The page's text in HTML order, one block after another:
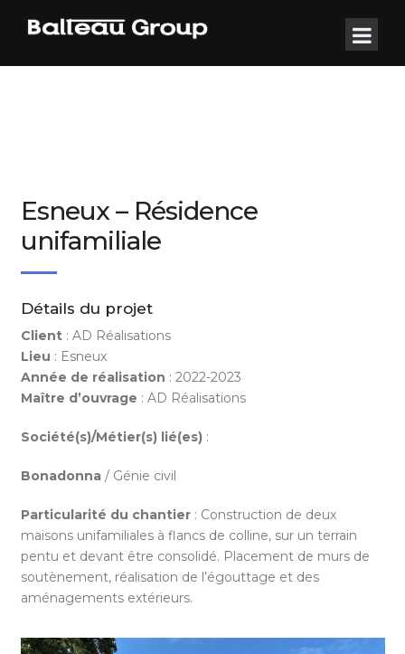
Esneux – Résidence
unifamiliale
Détails du projet
Client: AD Réalisations
Lieu : Esneux
Année de réalisation : 2022-2023
Maître d’ouvrage : AD Réalisations
Société(s)/Métier(s) lié(es):
Bonadonna/ Génie civil
Particularité du chantier: Construction de deux
maisons unifamiliales à flancs de colline, sur un terrain
pentu et devant être consolidé. Placement de murs de
soutènement, réalisation de l’égouttage et des
aménagements extérieurs.